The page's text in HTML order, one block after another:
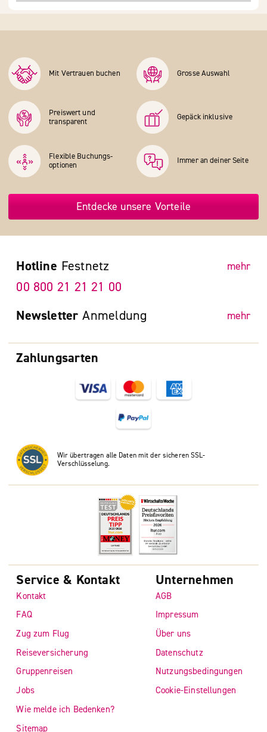
Mit Vertrauen buchen Grosse Auswahl
Preiswert und
transparent
Gepäck inklusive
Flexible Buchungs­
optionen
Immer an deiner Seite
Entdecke unsere Vorteile
Zahlungsarten
Wir übertragen alle Daten mit der sicheren SSL-
Verschlüsselung.
Hotline Festnetz mehr
00 800 21 21 21 00
Newsletter Anmeldung mehr
Service & Kontakt
Kontakt
FAQ
Zug zum Flug
Reiseversicherung
Gruppenreisen
Jobs
Wie melde ich Bedenken?
Sitemap
Unternehmen
AGB
Impressum
Über uns
Datenschutz
Nutzungsbedingungen
Cookie-Einstellungen